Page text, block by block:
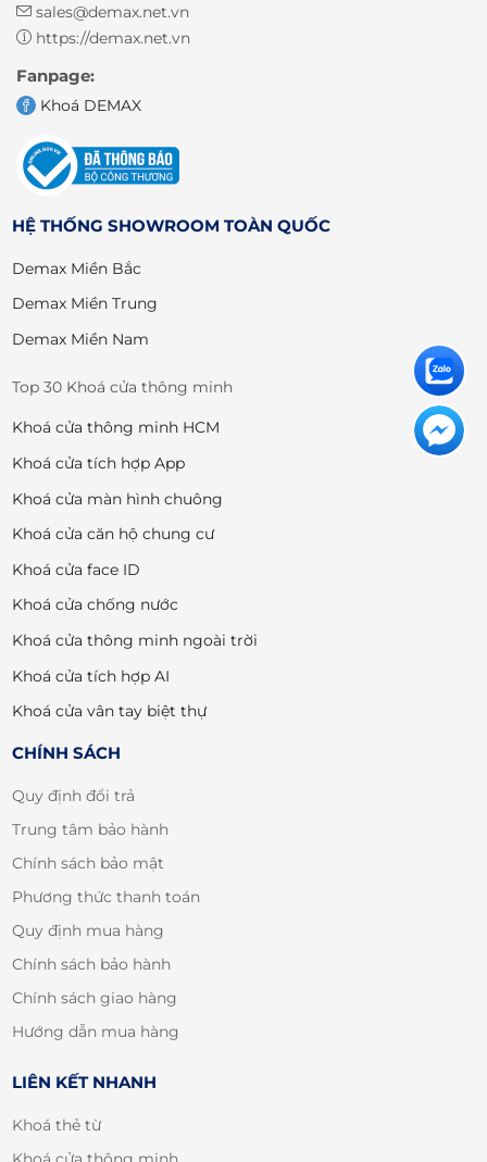
sales@demax.net.vn
https://demax.net.vn
Fanpage:
Khoá DEMAX
HỆ THỐNG SHOWROOM TOÀN QUỐC
Demax Miền Bắc
Demax Miền Trung
Demax Miền Nam
Top 30 Khoá cửa thông minh
Khoá cửa thông minh HCM
Khoá cửa tích hợp App
Khoá cửa màn hình chuông
Khoá cửa căn hộ chung cư
Khoá cửa face ID
Khoá cửa chống nước
Khoá cửa thông minh ngoài trời
Khoá cửa tích hợp AI
Khoá cửa vân tay biệt thự
CHÍNH SÁCH
Quy định đổi trả
Trung tâm bảo hành
Chính sách bảo mật
Phương thức thanh toán
Quy định mua hàng
Chính sách bảo hành
Chính sách giao hàng
Hướng dẫn mua hàng
LIÊN KẾT NHANH
Khoá thẻ từ